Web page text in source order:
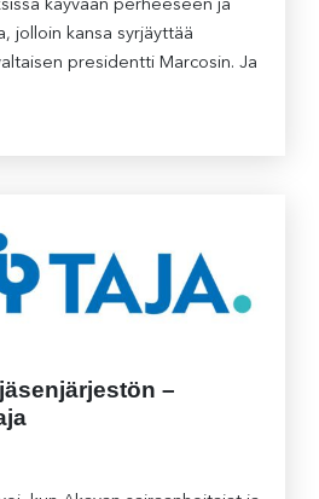
käyvään perheeseen ja
jolloin kansa syrjäyttää
presidentti Marcosin. Ja
–